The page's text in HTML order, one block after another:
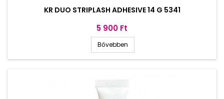
KR DUO STRIPLASH ADHESIVE 14 G 5341
Ár
5 900 Ft
Bővebben